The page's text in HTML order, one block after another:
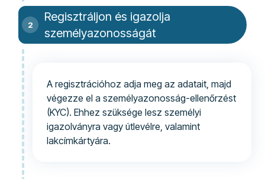
Regisztráljon és igazolja
személyazonosságát
A regisztrációhoz adja meg az adatait, majd
végezze el a személyazonosság-ellenőrzést
(KYC). Ehhez szüksége lesz személyi
igazolványra vagy útlevélre, valamint
lakcímkártyára.